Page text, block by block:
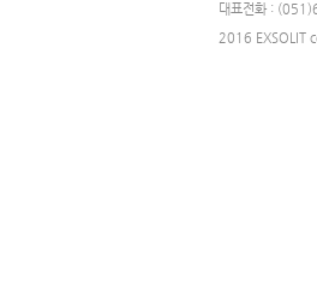
대표전화 :
2016 EXSOLIT